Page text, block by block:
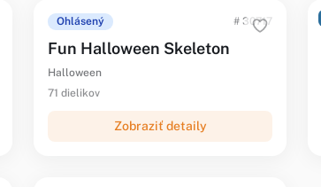
Ohlásený # 30717
Fun Halloween Skeleton
Halloween
71 dielikov
Zobraziť detaily